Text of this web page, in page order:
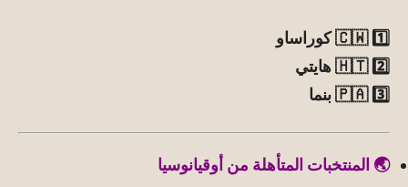
1️⃣ 🇨🇼 كوراساو
2️⃣ 🇭🇹 هايتي
3️⃣ 🇵🇦 بنما
🌏 المنتخبات المتأهلة من أوقيانوسيا